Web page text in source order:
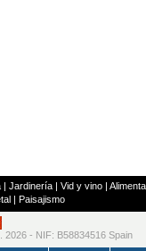
| Jardinería| Vid y vino|
| Paisajismo
- NIF: B58834516 Spain